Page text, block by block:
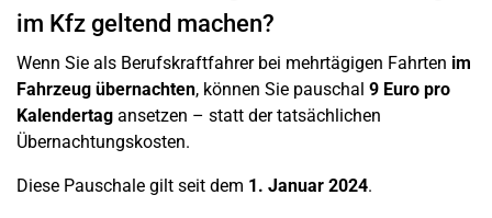
im Kfz geltend machen?
Wenn Sie als Berufskraftfahrer bei mehrtägigen Fahrten im
Fahrzeug übernachten, können Sie pauschal 9 Euro pro
Kalendertag ansetzen – statt der tatsächlichen
Übernachtungskosten.
Diese Pauschale gilt seit dem 1. Januar 2024.